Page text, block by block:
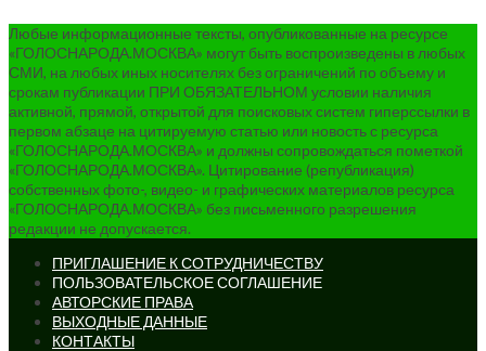
Любые информационные тексты, опубликованные на ресурсе
«ГОЛОСНАРОДА.МОСКВА» могут быть воспроизведены в любых
СМИ, на любых иных носителях без ограничений по объему и
срокам публикации ПРИ ОБЯЗАТЕЛЬНОМ условии наличия
активной, прямой, открытой для поисковых систем гиперссылки в
первом абзаце на цитируемую статью или новость с ресурса
«ГОЛОСНАРОДА.МОСКВА» и должны сопровождаться пометкой
«ГОЛОСНАРОДА.МОСКВА». Цитирование (републикация)
собственных фото-, видео- и графических материалов ресурса
«ГОЛОСНАРОДА.МОСКВА» без письменного разрешения
редакции не допускается.
ПРИГЛАШЕНИЕ К СОТРУДНИЧЕСТВУ
ПОЛЬЗОВАТЕЛЬСКОЕ СОГЛАШЕНИЕ
АВТОРСКИЕ ПРАВА
ВЫХОДНЫЕ ДАННЫЕ
КОНТАКТЫ